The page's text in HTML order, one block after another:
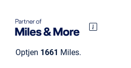
Optjen 1661 Miles.